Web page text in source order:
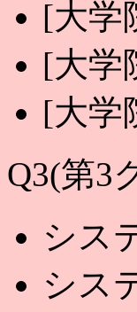
[大学
[大学
[大学
Q3(第3
シス
シス